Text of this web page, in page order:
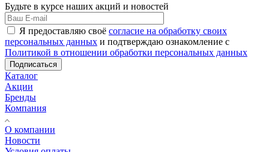
Будьте в курсе наших акций и новостей
Я предоставляю своё согласие на обработку своих
персональных данных и подтверждаю ознакомление с
Политикой в отношении обработки персональных данных
Подписаться
Каталог
Акции
Бренды
Компания
О компании
Новости